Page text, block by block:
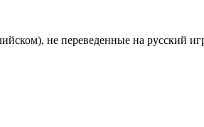
не переведенные на русский